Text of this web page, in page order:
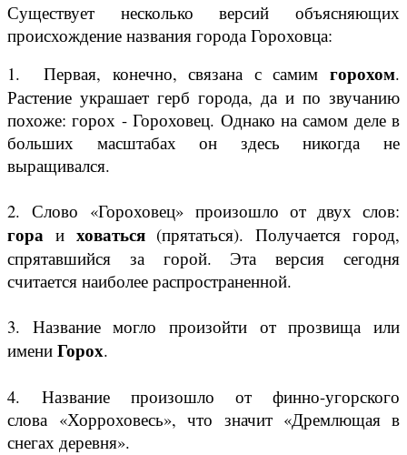
Существует несколько версий объясняющих
происхождение названия города Гороховца:
1. Первая, конечно, связана с самим горохом.
Растение украшает герб города, да и по звучанию
похоже: горох - Гороховец. Однако на самом деле в
больших масштабах он здесь никогда не
выращивался.
2. Слово «Гороховец» произошло от двух слов:
гора и ховаться(прятаться). Получается город,
спрятавшийся за горой. Эта версия сегодня
считается наиболее распространенной.
3. Название могло произойти от прозвища или
имени Горох.
4. Название произошло от финно-угорского
слова «Хорроховесь», что значит «Дремлющая в
снегах деревня».